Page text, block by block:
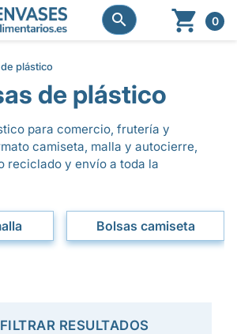

  0
plástico
de plástico
Bolsas camiseta
para comercio, frutería y
camiseta, malla y autocierre,
reciclado y envío a toda la
FILTRAR RESULTADOS